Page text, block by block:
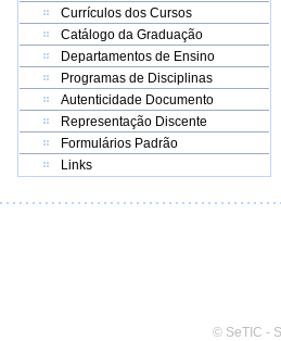
Currículos dos Cursos
Catálogo da Graduação
Departamentos de Ensino
Programas de Disciplinas
Autenticidade Documento
Representação Discente
Formulários Padrão
Links
© SeTIC -